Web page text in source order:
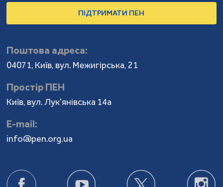
ПІДТРИМАТИ ПЕН
Поштова адреса:
04071, Київ, вул. Межигірська, 21
Простір ПЕН
Київ, вул. Лук'янівська 14а
Е-mail:
info@pen.org.ua